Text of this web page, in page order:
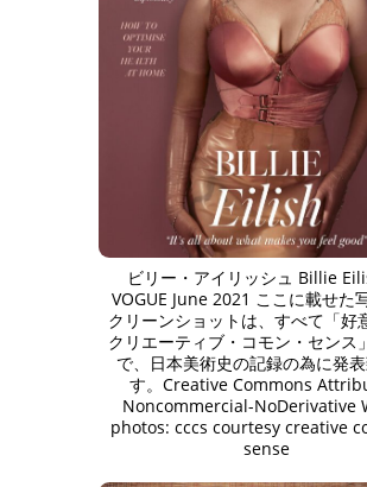
ビリー・アイリッシュ Billie
VOGUE June 2021 ここに載せた
クリーンショットは、すべて「好
クリエーティブ・コモン・センス
で、日本美術史の記録の為に発
す。Creative Commons
Noncommercial-NoDerivative
photos: cccs courtesy creative
sense